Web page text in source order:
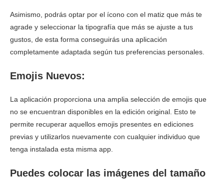
Asimismo, podrás optar por el ícono con el matiz que más te
agrade y seleccionar la tipografía que más se ajuste a tus
gustos, de esta forma conseguirás una aplicación
completamente adaptada según tus preferencias personales.
Emojis Nuevos:
La aplicación proporciona una amplia selección de emojis que
no se encuentran disponibles en la edición original. Esto te
permite recuperar aquellos emojis presentes en ediciones
previas y utilizarlos nuevamente con cualquier individuo que
tenga instalada esta misma app.
Puedes colocar las imágenes del tamaño